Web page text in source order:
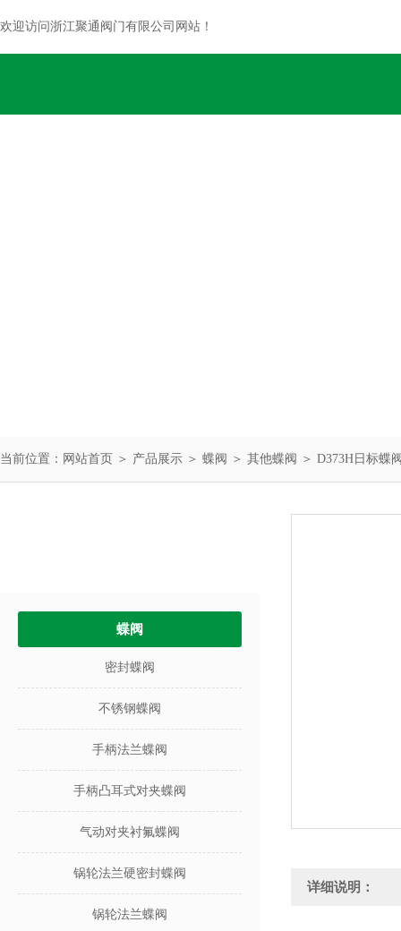
欢迎访问浙江聚通阀门有限公司网站！
当前位置： 网站首页 ＞ 产品展示 ＞ 蝶阀 ＞ 其他蝶阀 ＞ D373H日标蝶
蝶阀
密封蝶阀
不锈钢蝶阀
手柄法兰蝶阀
手柄凸耳式对夹蝶阀
气动对夹衬氟蝶阀
锅轮法兰硬密封蝶阀
锅轮法兰蝶阀
详细说明：